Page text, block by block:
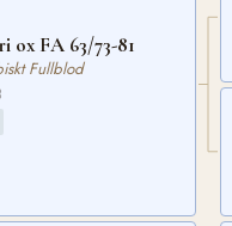
ox FA 63/73-81
Fullblod